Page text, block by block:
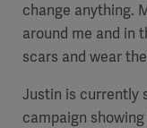
change anything.
around me and in
scars and wear
Justin is currently
campaign